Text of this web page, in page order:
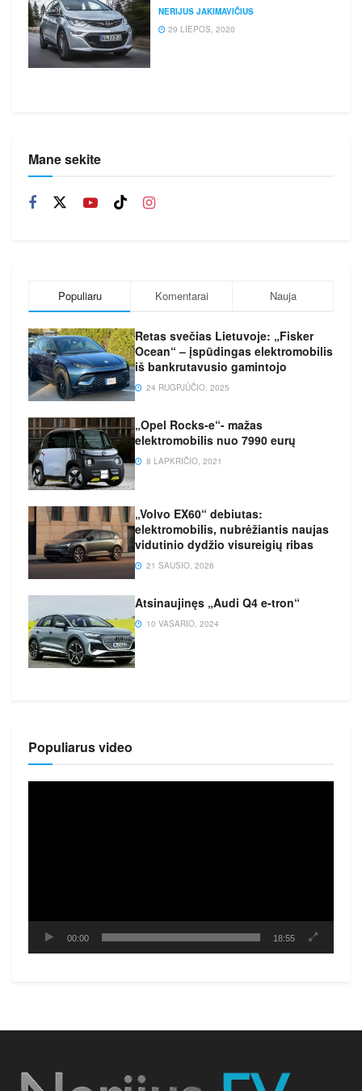
NERIJUS JAKIMAVIČIUS
29 LIEPOS, 2020
Mane sekite
Populiaru Komentarai Nauja
Retas svečias Lietuvoje: „Fisker
Ocean“ – įspūdingas elektromobilis
iš bankrutavusio gamintojo
24 RUGPJŪČIO, 2025
„Opel Rocks-e“- mažas
elektromobilis nuo 7990 eurų
8 LAPKRIČIO, 2021
„Volvo EX60“ debiutas:
elektromobilis, nubrėžiantis naujas
vidutinio dydžio visureigių ribas
21 SAUSIO, 2026
Atsinaujinęs „Audi Q4 e-tron“
10 VASARIO, 2024
Populiarus video
00:00 18:55